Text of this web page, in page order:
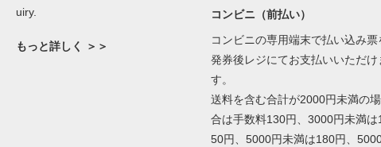
uiry.
もっと詳しく ＞＞
コンビニ（前払い）
コンビニの専用端末で払い込み票
発券後レジにてお支払いいただけ
す。
送料を含む合計が2000円未満の場
合は手数料130円、3000円未満は
50円、5000円未満は180円、